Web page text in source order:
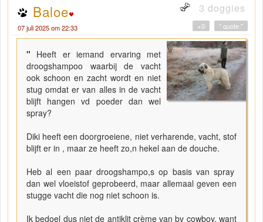
Baloe 3 doggies
07 juli 2025 om 22:33 " quote "
+0
" Heeft er iemand ervaring met
droogshampoo waarbij de vacht
ook schoon en zacht wordt en niet
stug omdat er van alles in de vacht
blijft hangen vd poeder dan wel
spray?
Diki heeft een doorgroeiene, niet verharende, vacht, stof
blijft er in , maar ze heeft zo,n hekel aan de douche.
Heb al een paar droogshampo,s op basis van spray
dan wel vloeistof geprobeerd, maar allemaal geven een
stugge vacht die nog niet schoon is.
Ik bedoel dus niet de antiklit crème van bv cowboy, want